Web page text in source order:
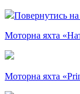
Повернутись
Моторна яхта
Моторна яхта